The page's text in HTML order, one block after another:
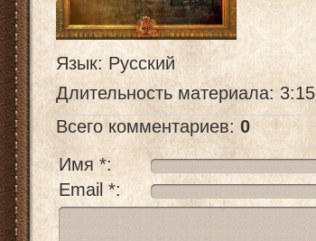
Язык: Русский
Длительность материала: 3:15
Всего комментариев: 0
Имя *:
Email *: